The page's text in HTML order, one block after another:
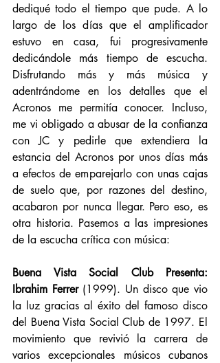
dediqué todo el tiempo que pude. A lo
largo de los días que el amplificador
estuvo en casa, fui progresivamente
dedicándole más tiempo de escucha.
Disfrutando más y más música y
adentrándome en los detalles que el
Acronos me permitía conocer. Incluso,
me vi obligado a abusar de la confianza
con JC y pedirle que extendiera la
estancia del Acronos por unos días más
a efectos de emparejarlo con unas cajas
de suelo que, por razones del destino,
acabaron por nunca llegar. Pero eso, es
otra historia. Pasemos a las impresiones
de la escucha crítica con música:
Buena Vista Social Club Presenta:
Ibrahim Ferrer (1999). Un disco que vio
la luz gracias al éxito del famoso disco
del Buena Vista Social Club de 1997. El
movimiento que revivió la carrera de
varios excepcionales músicos cubanos